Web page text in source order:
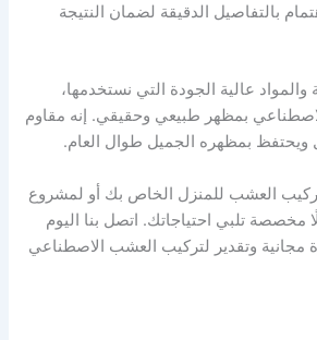
بالتفاصيل الدقيقة لضمان النتيجة
والمواد عالية الجودة التي نستخدمها،
بمظهر طبيعي وحقيقي. إنه مقاوم
ويحتفظ بمظهره الجميل طوال العام.
العشب للمنزل الخاص بك أو لمشروع
مخصصة تلبي احتياجاتك. اتصل بنا اليوم
وتقدير لتركيب العشب الاصطناعي